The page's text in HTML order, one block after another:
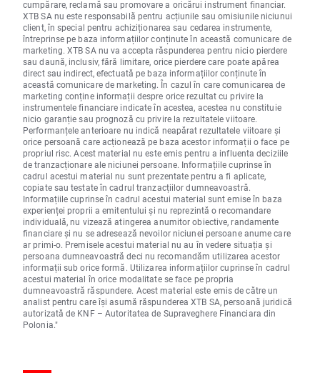
cumpărare, reclamă sau promovare a oricărui instrument financiar.
XTB SA nu este responsabilă pentru acțiunile sau omisiunile niciunui
client, în special pentru achiziționarea sau cedarea instrumente,
întreprinse pe baza informațiilor conținute în această comunicare de
marketing. XTB SA nu va accepta răspunderea pentru nicio pierdere
sau daună, inclusiv, fără limitare, orice pierdere care poate apărea
direct sau indirect, efectuată pe baza informațiilor conținute în
această comunicare de marketing. În cazul în care comunicarea de
marketing conține informații despre orice rezultat cu privire la
instrumentele financiare indicate în acestea, acestea nu constituie
nicio garanție sau prognoză cu privire la rezultatele viitoare.
Performanțele anterioare nu indică neapărat rezultatele viitoare și
orice persoană care acționează pe baza acestor informații o face pe
propriul risc. Acest material nu este emis pentru a influenta deciziile
de tranzacționare ale niciunei persoane. Informațiile cuprinse în
cadrul acestui material nu sunt prezentate pentru a fi aplicate,
copiate sau testate în cadrul tranzacțiilor dumneavoastră.
Informațiile cuprinse în cadrul acestui material sunt emise în baza
experienței proprii a emitentului și nu reprezintă o recomandare
individuală, nu vizează atingerea anumitor obiective, randamente
financiare și nu se adresează nevoilor niciunei persoane anume care
ar primi-o. Premisele acestui material nu au în vedere situația și
persoana dumneavoastră deci nu recomandăm utilizarea acestor
informații sub orice formă. Utilizarea informațiilor cuprinse în cadrul
acestui material în orice modalitate se face pe propria
dumneavoastră răspundere. Acest material este emis de către un
analist pentru care își asumă răspunderea XTB SA, persoană juridică
autorizată de KNF – Autoritatea de Supraveghere Financiara din
Polonia."